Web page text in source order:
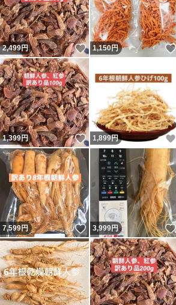
2,499円 いいね！
1,150円
1,399円 いいね！
1,899円
7,599円 いいね！
3,999円